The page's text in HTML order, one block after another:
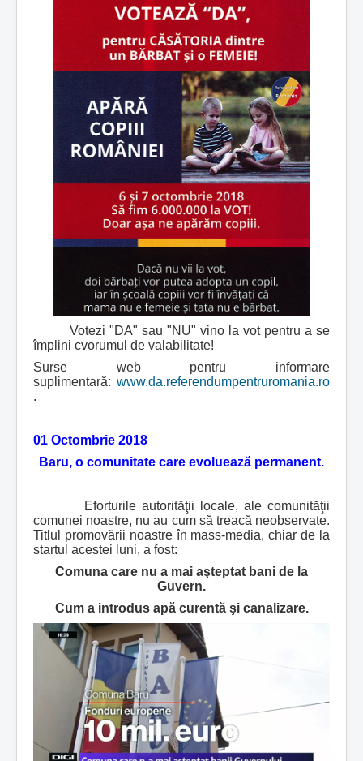
Votezi "DA" sau "NU" vino la vot pentru a se
împlini cvorumul de valabilitate!
Surse web pentru informare
suplimentară: www.da.referendumpentruromania.ro
.
01 Octombrie 2018
Baru, o comunitate care evoluează permanent.
Eforturile autorităţii locale, ale comunităţii
comunei noastre, nu au cum să treacă neobservate.
Titlul promovării noastre în mass-media, chiar de la
startul acestei luni, a fost:
Comuna care nu a mai aşteptat bani de la
Guvern.
Cum a introdus apă curentă şi canalizare.